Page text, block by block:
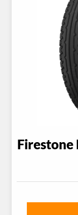
Firestone